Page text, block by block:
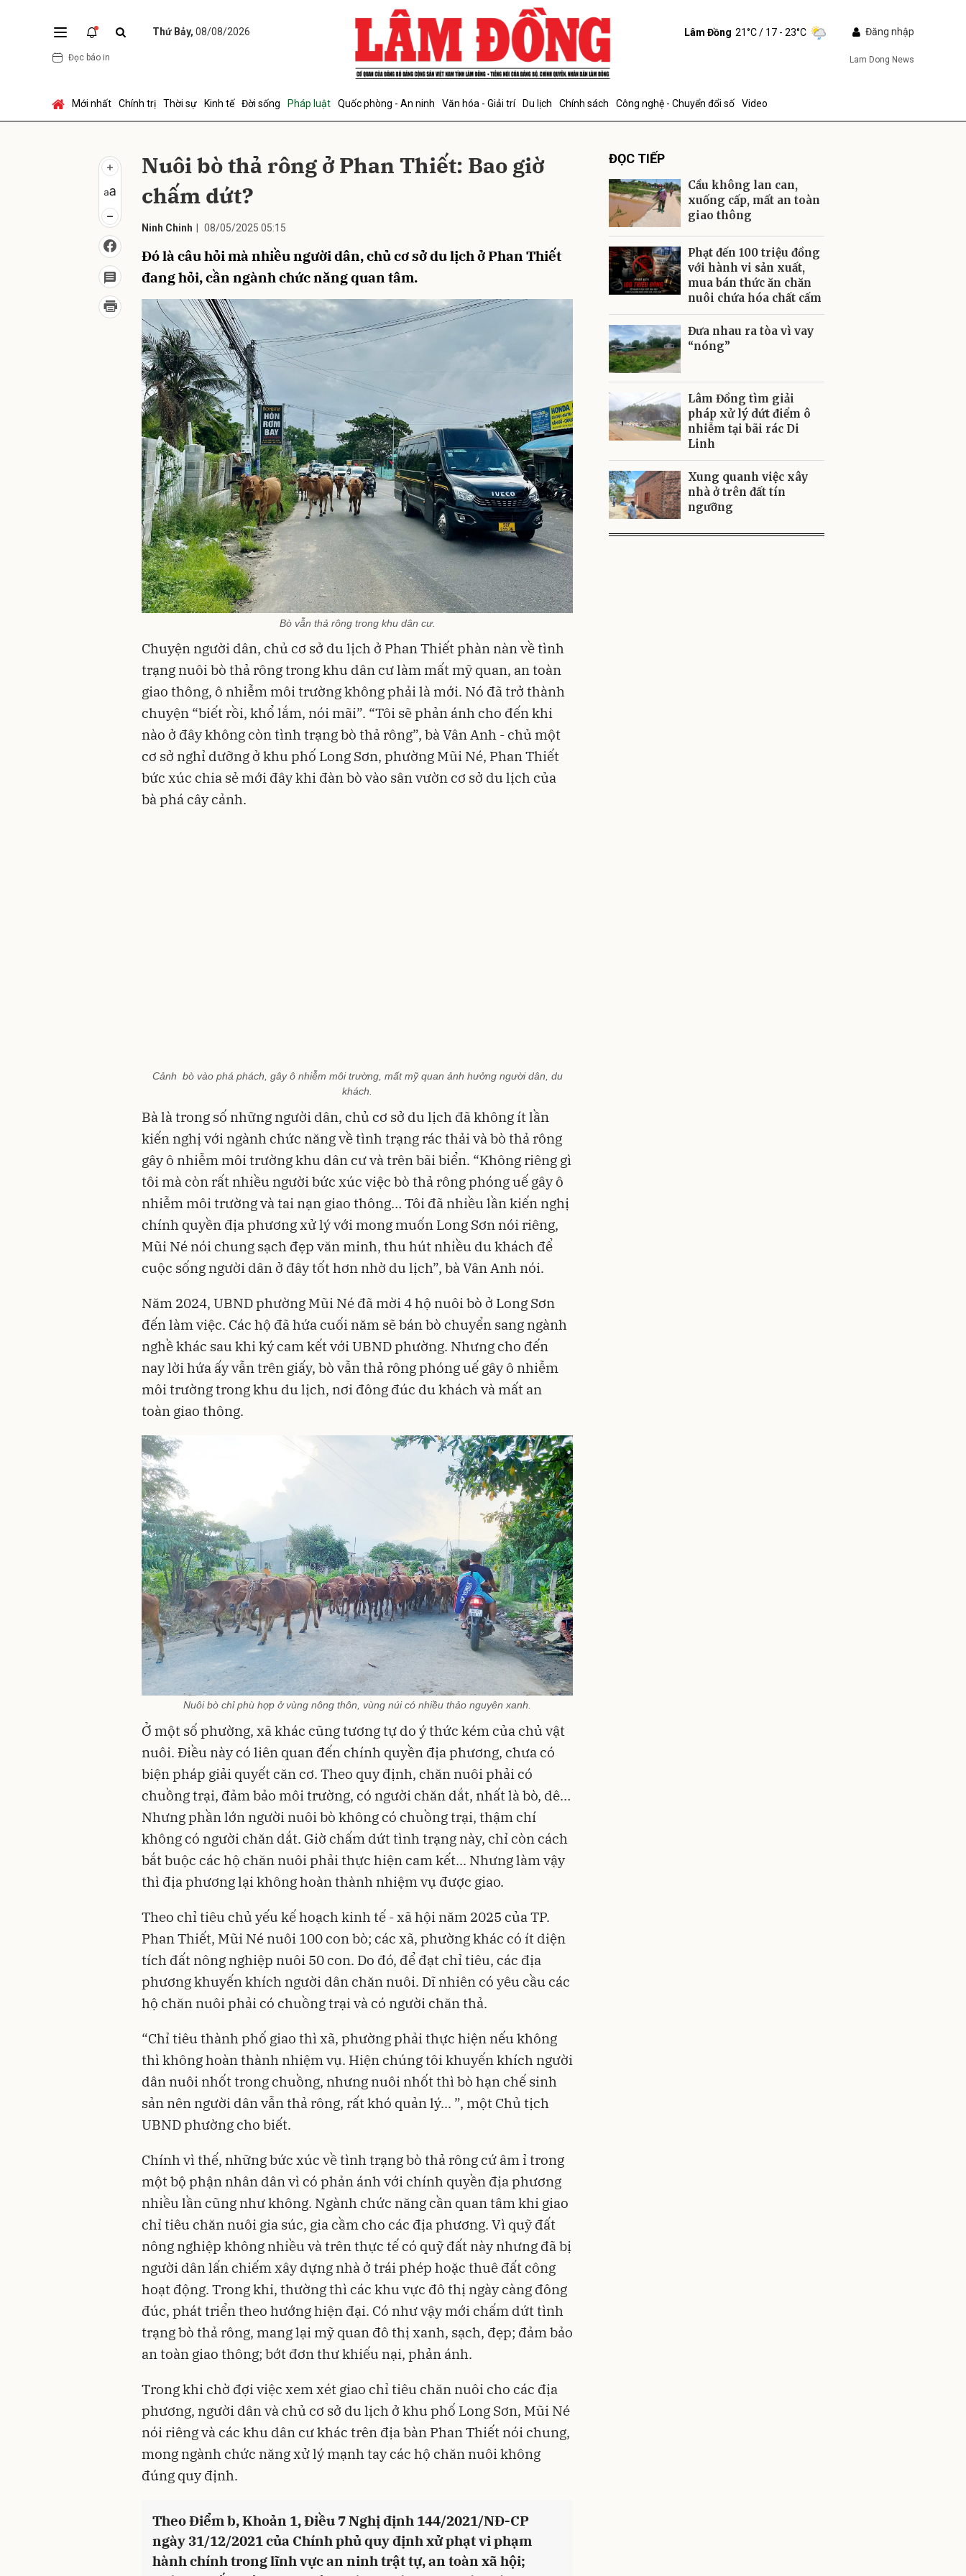
Thứ Bảy, 08/08/2026
Đọc báo in
Lâm Đồng 21°C/ 17 - 23°C Đăng nhập
Lam Dong News
Mới nhất Chính trị Thời sự Kinh tế Đời sống Pháp luật Quốc phòng - An ninh Văn hóa - Giải trí Du lịch Chính sách Công nghệ - Chuyển đổi số Video
Nuôi bò thả rông ở Phan Thiết: Bao giờ
chấm dứt?
Ninh Chinh 08/05/2025 05:15
Đó là câu hỏi mà nhiều người dân, chủ cơ sở du lịch ở Phan Thiết
đang hỏi, cần ngành chức năng quan tâm.
Bò vẫn thả rông trong khu dân cư.
Chuyện người dân, chủ cơ sở du lịch ở Phan Thiết phàn nàn về tình
trạng nuôi bò thả rông trong khu dân cư làm mất mỹ quan, an toàn
giao thông, ô nhiễm môi trường không phải là mới. Nó đã trở thành
chuyện “biết rồi, khổ lắm, nói mãi”. “Tôi sẽ phản ánh cho đến khi
nào ở đây không còn tình trạng bò thả rông”, bà Vân Anh - chủ một
cơ sở nghỉ dưỡng ở khu phố Long Sơn, phường Mũi Né, Phan Thiết
bức xúc chia sẻ mới đây khi đàn bò vào sân vườn cơ sở du lịch của
bà phá cây cảnh.
Cảnh bò vào phá phách, gây ô nhiễm môi trường, mất mỹ quan ảnh hưởng người dân, du
khách.
Bà là trong số những người dân, chủ cơ sở du lịch đã không ít lần
kiến nghị với ngành chức năng về tình trạng rác thải và bò thả rông
gây ô nhiễm môi trường khu dân cư và trên bãi biển. “Không riêng gì
tôi mà còn rất nhiều người bức xúc việc bò thả rông phóng uế gây ô
nhiễm môi trường và tai nạn giao thông… Tôi đã nhiều lần kiến nghị
chính quyền địa phương xử lý với mong muốn Long Sơn nói riêng,
Mũi Né nói chung sạch đẹp văn minh, thu hút nhiều du khách để
cuộc sống người dân ở đây tốt hơn nhờ du lịch”, bà Vân Anh nói.
Năm 2024, UBND phường Mũi Né đã mời 4 hộ nuôi bò ở Long Sơn
đến làm việc. Các hộ đã hứa cuối năm sẽ bán bò chuyển sang ngành
nghề khác sau khi ký cam kết với UBND phường. Nhưng cho đến
nay lời hứa ấy vẫn trên giấy, bò vẫn thả rông phóng uế gây ô nhiễm
môi trường trong khu du lịch, nơi đông đúc du khách và mất an
toàn giao thông.
Nuôi bò chỉ phù hợp ở vùng nông thôn, vùng núi có nhiều thảo nguyên xanh.
Ở một số phường, xã khác cũng tương tự do ý thức kém của chủ vật
nuôi. Điều này có liên quan đến chính quyền địa phương, chưa có
biện pháp giải quyết căn cơ. Theo quy định, chăn nuôi phải có
chuồng trại, đảm bảo môi trường, có người chăn dắt, nhất là bò, dê…
Nhưng phần lớn người nuôi bò không có chuồng trại, thậm chí
không có người chăn dắt. Giờ chấm dứt tình trạng này, chỉ còn cách
bắt buộc các hộ chăn nuôi phải thực hiện cam kết... Nhưng làm vậy
thì địa phương lại không hoàn thành nhiệm vụ được giao.
Theo chỉ tiêu chủ yếu kế hoạch kinh tế - xã hội năm 2025 của TP.
Phan Thiết, Mũi Né nuôi 100 con bò; các xã, phường khác có ít diện
tích đất nông nghiệp nuôi 50 con. Do đó, để đạt chỉ tiêu, các địa
phương khuyến khích người dân chăn nuôi. Dĩ nhiên có yêu cầu các
hộ chăn nuôi phải có chuồng trại và có người chăn thả.
“Chỉ tiêu thành phố giao thì xã, phường phải thực hiện nếu không
thì không hoàn thành nhiệm vụ. Hiện chúng tôi khuyến khích người
dân nuôi nhốt trong chuồng, nhưng nuôi nhốt thì bò hạn chế sinh
sản nên người dân vẫn thả rông, rất khó quản lý... ”, một Chủ tịch
UBND phường cho biết.
Chính vì thế, những bức xúc về tình trạng bò thả rông cứ âm ỉ trong
một bộ phận nhân dân vì có phản ánh với chính quyền địa phương
nhiều lần cũng như không. Ngành chức năng cần quan tâm khi giao
chỉ tiêu chăn nuôi gia súc, gia cầm cho các địa phương. Vì quỹ đất
nông nghiệp không nhiều và trên thực tế có quỹ đất này nhưng đã bị
người dân lấn chiếm xây dựng nhà ở trái phép hoặc thuê đất công
hoạt động. Trong khi, thường thì các khu vực đô thị ngày càng đông
đúc, phát triển theo hướng hiện đại. Có như vậy mới chấm dứt tình
trạng bò thả rông, mang lại mỹ quan đô thị xanh, sạch, đẹp; đảm bảo
an toàn giao thông; bớt đơn thư khiếu nại, phản ánh.
Trong khi chờ đợi việc xem xét giao chỉ tiêu chăn nuôi cho các địa
phương, người dân và chủ cơ sở du lịch ở khu phố Long Sơn, Mũi Né
nói riêng và các khu dân cư khác trên địa bàn Phan Thiết nói chung,
mong ngành chức năng xử lý mạnh tay các hộ chăn nuôi không
đúng quy định.
Theo Điểm b, Khoản 1, Điều 7 Nghị định 144/2021/NĐ-CP
ngày 31/12/2021 của Chính phủ quy định xử phạt vi phạm
hành chính trong lĩnh vực an ninh trật tự, an toàn xã hội;
ĐỌC TIẾP
Cầu không lan can,
xuống cấp, mất an toàn
giao thông
Phạt đến 100 triệu đồng
với hành vi sản xuất,
mua bán thức ăn chăn
nuôi chứa hóa chất cấm
Đưa nhau ra tòa vì vay
“nóng”
Lâm Đồng tìm giải
pháp xử lý dứt điểm ô
nhiễm tại bãi rác Di
Linh
Xung quanh việc xây
nhà ở trên đất tín
ngưỡng
Gửi bình luận
Gửi